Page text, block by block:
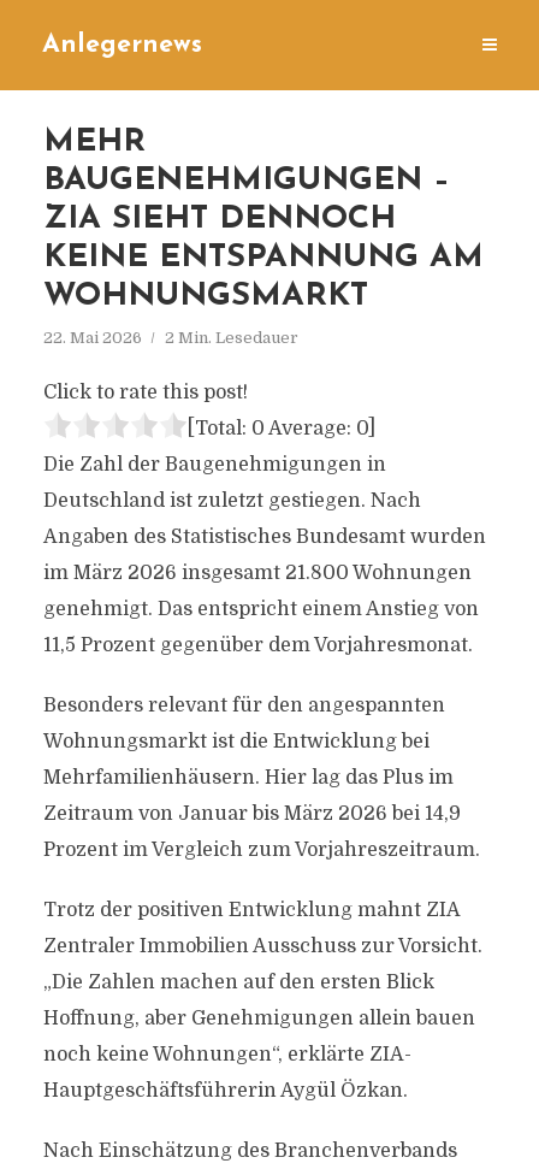
Anlegernews
MEHR
BAUGENEHMIGUNGEN –
ZIA SIEHT DENNOCH
KEINE ENTSPANNUNG AM
WOHNUNGSMARKT
22. Mai 2026 2 Min. Lesedauer
Click to rate this post!
[Total: 0 Average: 0]
Die Zahl der Baugenehmigungen in
Deutschland ist zuletzt gestiegen. Nach
Angaben des Statistisches Bundesamt wurden
im März 2026 insgesamt 21.800 Wohnungen
genehmigt. Das entspricht einem Anstieg von
11,5 Prozent gegenüber dem Vorjahresmonat.
Besonders relevant für den angespannten
Wohnungsmarkt ist die Entwicklung bei
Mehrfamilienhäusern. Hier lag das Plus im
Zeitraum von Januar bis März 2026 bei 14,9
Prozent im Vergleich zum Vorjahreszeitraum.
Trotz der positiven Entwicklung mahnt ZIA
Zentraler Immobilien Ausschuss zur Vorsicht.
„Die Zahlen machen auf den ersten Blick
Hoffnung, aber Genehmigungen allein bauen
noch keine Wohnungen“, erklärte ZIA-
Hauptgeschäftsführerin Aygül Özkan.
Nach Einschätzung des Branchenverbands